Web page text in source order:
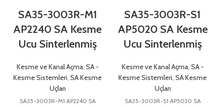
SA35-3003R-M1
AP2240 SA Kesme
Ucu Sinterlenmiş
Kesme ve Kanal Açma, SA -
Kesme Sistemleri, SA Kesme
Uçları
SA35-3003R-M1 AP2240 SA
SA35-3003R-S1
AP5020 SA Kesme
Ucu Sinterlenmiş
Kesme ve Kanal Açma, SA -
Kesme Sistemleri, SA Kesme
Uçları
SA35-3003R-S1 AP5020 SA